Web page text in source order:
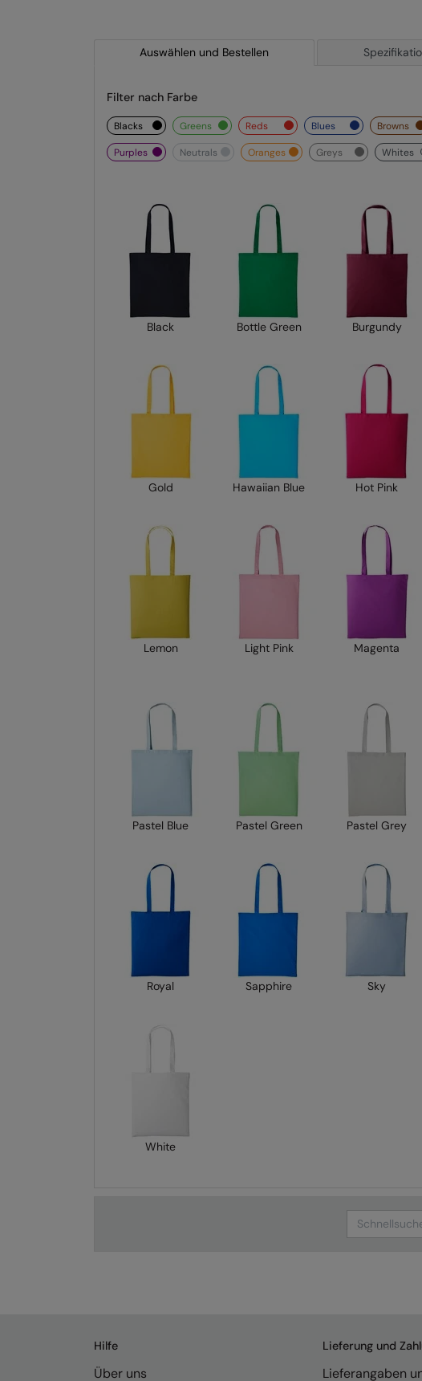
Auswählen und Bestellen
Filter nach Farbe
blacks greens reds blues browns
purples neutrals oranges greys whites
Black Bottle Green Burgundy
Gold Hawaiian Blue Hot Pink
Lemon Light Pink Magenta
Pastel Blue Pastel Green Pastel Grey
Royal Sapphire Sky
White
Search
Hilfe
Über uns
Lieferung und
Lieferangaben